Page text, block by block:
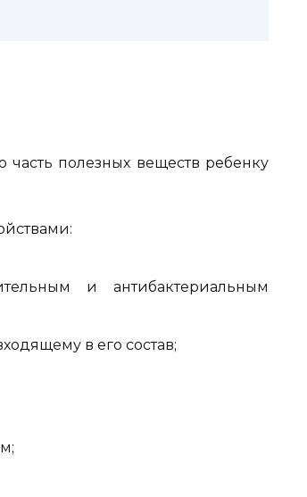
полезных веществ ребенку
и антибактериальным
в его состав;